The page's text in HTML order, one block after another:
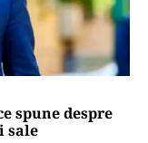
spune despre
sale